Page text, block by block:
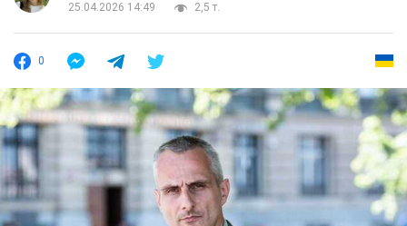
25.04.2026 14:49
2,5 т.
0